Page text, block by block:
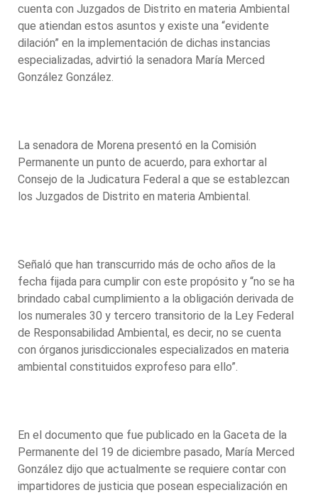
cuenta con Juzgados de Distrito en materia Ambiental
que atiendan estos asuntos y existe una “evidente
dilación” en la implementación de dichas instancias
especializadas, advirtió la senadora María Merced
González González.
La senadora de Morena presentó en la Comisión
Permanente un punto de acuerdo, para exhortar al
Consejo de la Judicatura Federal a que se establezcan
los Juzgados de Distrito en materia Ambiental.
Señaló que han transcurrido más de ocho años de la
fecha fijada para cumplir con este propósito y “no se ha
brindado cabal cumplimiento a la obligación derivada de
los numerales 30 y tercero transitorio de la Ley Federal
de Responsabilidad Ambiental, es decir, no se cuenta
con órganos jurisdiccionales especializados en materia
ambiental constituidos exprofeso para ello”.
En el documento que fue publicado en la Gaceta de la
Permanente del 19 de diciembre pasado, María Merced
González dijo que actualmente se requiere contar con
impartidores de justicia que posean especialización en